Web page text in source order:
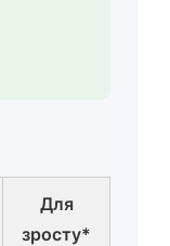
Для
зросту*